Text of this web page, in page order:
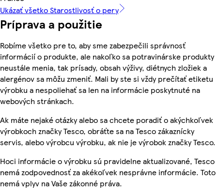
Ukázať všetko Starostlivosť o pery
Príprava a použitie
Robíme všetko pre to, aby sme zabezpečili správnosť
informácií o produkte, ale nakoľko sa potravinárske produkty
neustále menia, tak prísady, obsah výživy, diétnych zložiek a
alergénov sa môžu zmeniť. Mali by ste si vždy prečítať etiketu
výrobku a nespoliehať sa len na informácie poskytnuté na
webových stránkach.
Ak máte nejaké otázky alebo sa chcete poradiť o akýchkoľvek
výrobkoch značky Tesco, obráťte sa na Tesco zákaznícky
servis, alebo výrobcu výrobku, ak nie je výrobok značky Tesco.
Hoci informácie o výrobku sú pravidelne aktualizované, Tesco
nemá zodpovednosť za akékoľvek nesprávne informácie. Toto
nemá vplyv na Vaše zákonné práva.